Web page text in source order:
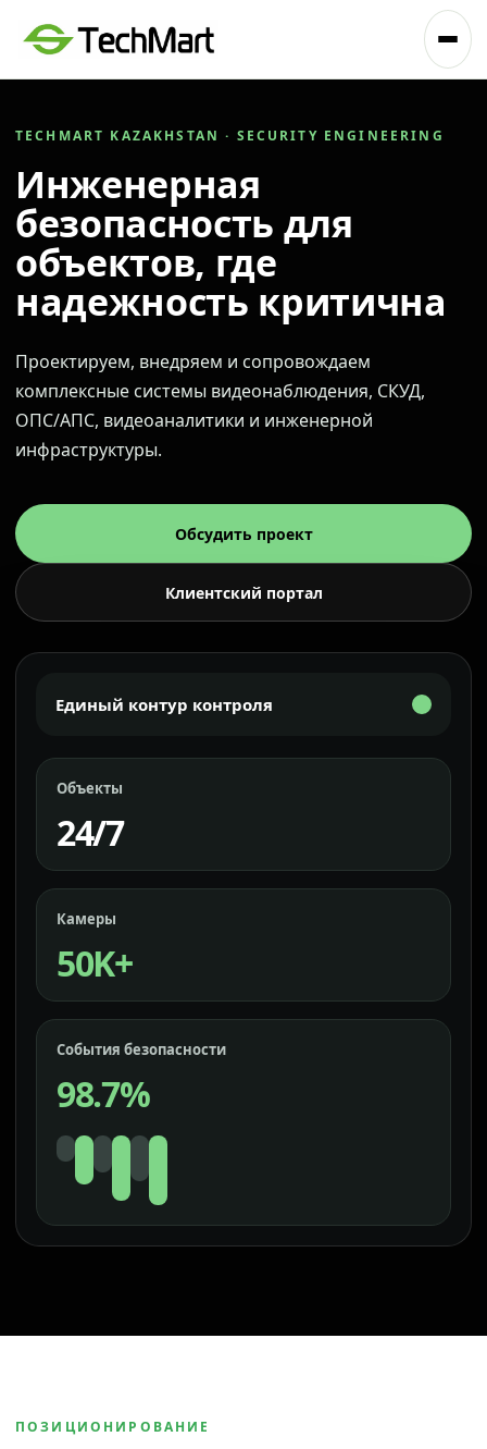
TECHMART KAZAKHSTAN · SECURITY ENGINEERING
Инженерная
безопасность для
объектов, где
надежность критична
Проектируем, внедряем и сопровождаем
комплексные системы видеонаблюдения, СКУД,
ОПС/АПС, видеоаналитики и инженерной
инфраструктуры.
Обсудить проект
Клиентский портал
Единый контур контроля
Объекты
24/7
Камеры
50K+
События безопасности
98.7%
ПОЗИЦИОНИРОВАНИЕ